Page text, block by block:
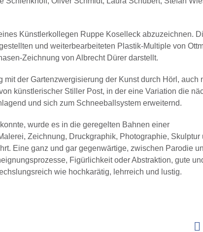
Künstlerkollegen Ruppe Koselleck abzuzeichnen.
und weiterbearbeiteten Plastik-Multiple von
Zeichnung von Albrecht Dürer darstellt.
der Gartenzwergisierung der Kunst durch Hörl, auch
künstlerischer Stiller Post, in der eine Variation die
und sich zum Schneeballsystem erweiternd.
wurde es in die geregelten Bahnen einer
Zeichnung, Druckgraphik, Photographie, Skulptur
Eine ganz und gar gegenwärtige, zwischen Parodie
Figürlichkeit oder Abstraktion, gute
wie hochkarätig, lehrreich und lustig.